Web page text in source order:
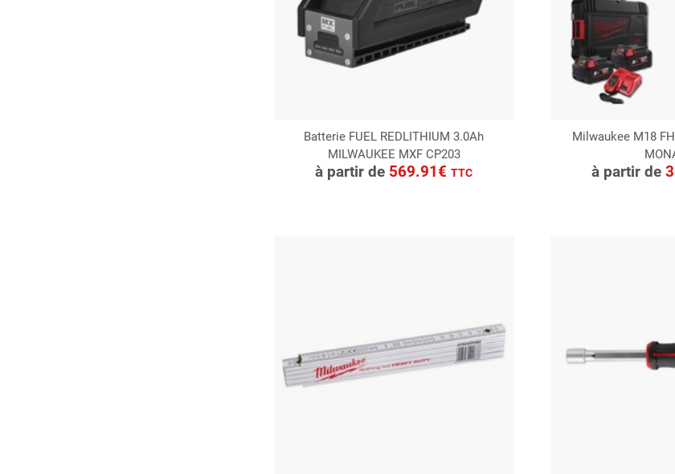
Batterie FUEL REDLITHIUM 3.0Ah
MILWAUKEE MXF CP203
à partir de 569.91€TTC
CONSULTER
Demande de devis
Milwaukee M18
à partir de